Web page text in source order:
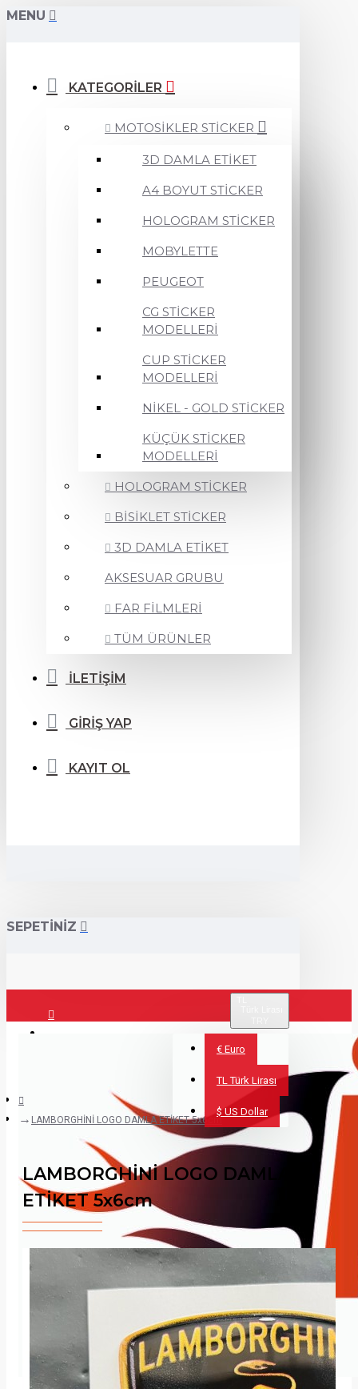
MENU
KATEGORİLER
MOTOSİKLER STİCKER
3D DAMLA ETİKET
A4 BOYUT STİCKER
HOLOGRAM STİCKER
MOBYLETTE
PEUGEOT
CG STİCKER
MODELLERİ
CUP STİCKER
MODELLERİ
NİKEL - GOLD STİCKER
KÜÇÜK STİCKER
MODELLERİ
HOLOGRAM STİCKER
BİSİKLET STİCKER
3D DAMLA ETİKET
AKSESUAR GRUBU
FAR FİLMLERİ
TÜM ÜRÜNLER
İLETİŞİM
GİRİŞ YAP
KAYIT OL
SEPETİNİZ
€ Euro
TL Türk Lirası
$ US Dollar
LAMBORGHİNİ LOGO DAMLA ETİKET 5x6cm
LAMBORGHİNİ LOGO DAMLA
ETİKET 5x6cm